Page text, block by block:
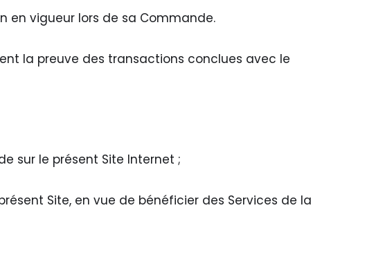
en vigueur lors de sa Commande.
la preuve des transactions conclues avec le
sur le présent Site Internet ;
Site, en vue de bénéficier des Services de la